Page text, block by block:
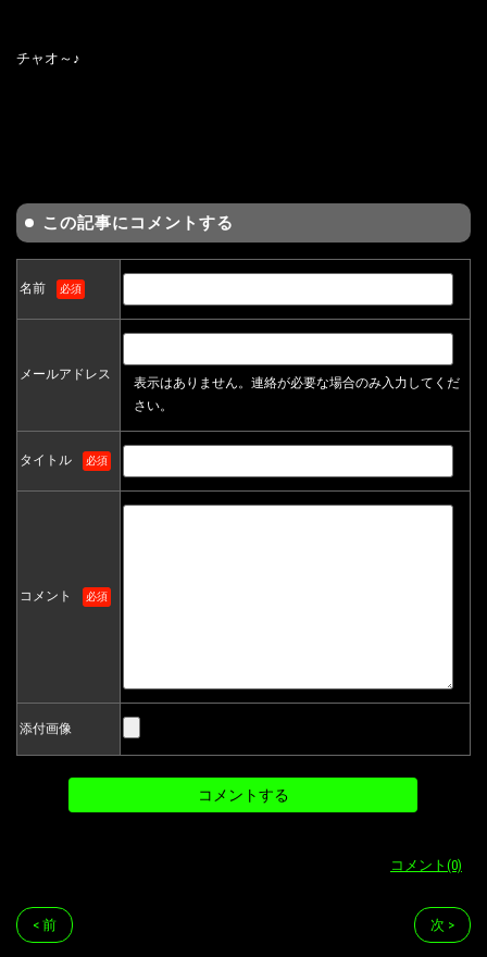
チャオ～♪
この記事にコメントする
名前 必須
メールアドレス
表示はありません。連絡が必要な場合のみ入力してくだ
さい。
タイトル 必須
コメント 必須
添付画像
コメント(0)
< 前 次 >